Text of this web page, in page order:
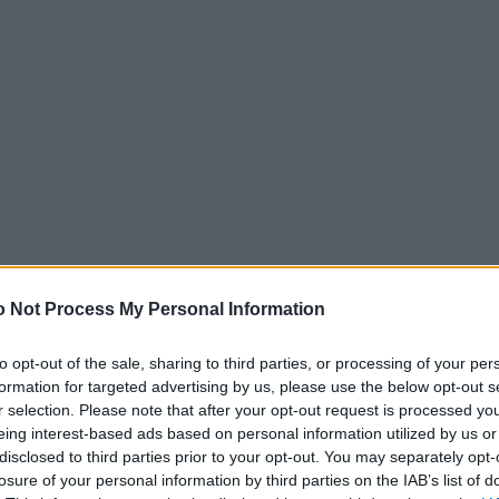
Not Process My Personal Information
opt-out of the sale, sharing to third parties, or processing of your
for targeted advertising by us, please use the below opt-out
selection. Please note that after your opt-out request is processed
interest-based ads based on personal information utilized by us
to third parties prior to your opt-out. You may separately
of your personal information by third parties on the IAB’s list of
kāda 77 gadus veca sieviete viena pati
bija redzamas sprādzienu bedres un
izdzīvot bija minimālas, līdz viņu pamanīja